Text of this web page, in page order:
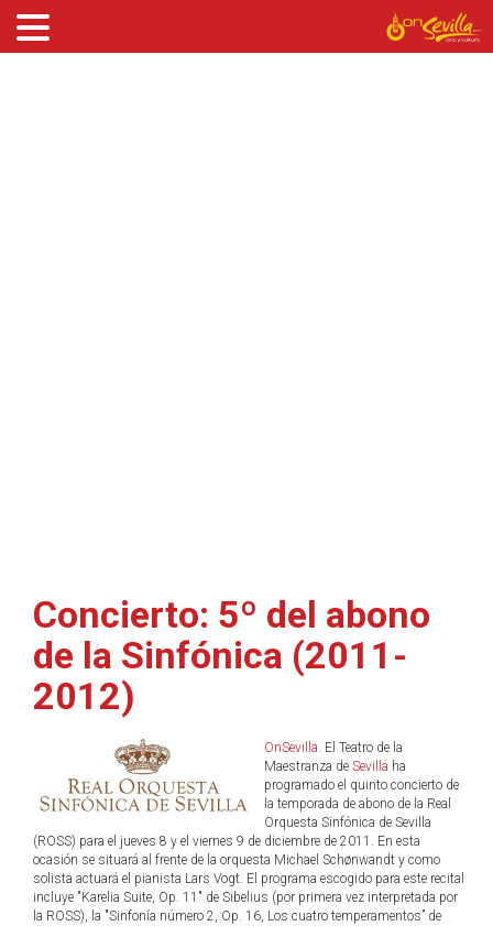
Concierto: 5º del abono
de la Sinfónica (2011-
2012)
OnSevilla. El Teatro de la
Maestranza de Sevilla ha
programado el quinto concierto de
la temporada de abono de la Real
Orquesta Sinfónica de Sevilla
(ROSS) para el jueves 8 y el viernes 9 de diciembre de 2011. En esta
ocasión se situará al frente de la orquesta Michael Schønwandt y como
solista actuará el pianista Lars Vogt. El programa escogido para este recital
incluye "Karelia Suite, Op. 11" de Sibelius (por primera vez interpretada por
la ROSS), la "Sinfonía número 2, Op. 16, Los cuatro temperamentos” de